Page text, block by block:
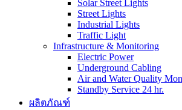
Solar Street Lights
Street Lights
Industrial Lights
Traffic Light
Infrastructure & Monitoring
Electric Power
Underground Cabling
Air and Water Quality
Standby Service 24 hr.
ผลิตภัณฑ์